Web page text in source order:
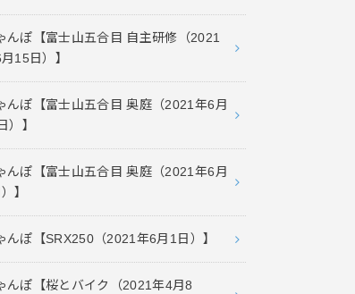
んぽ【富士山五合目 自主研修（2021
15日）】
んぽ【富士山五合目 奥庭（2021年6月
）】
んぽ【富士山五合目 奥庭（2021年6月
】
んぽ【SRX250（2021年6月1日）】
んぽ【桜とバイク（2021年4月8